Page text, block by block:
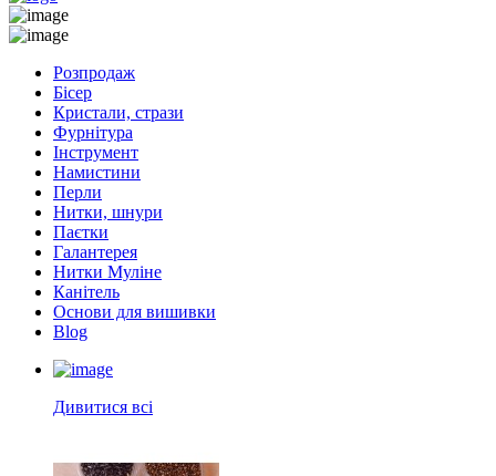
Розпродаж
Бісер
Кристали, стрази
Фурнітура
Інструмент
Намистини
Перли
Нитки, шнури
Паєтки
Галантерея
Нитки Муліне
Канітель
Основи для вишивки
Blog
Дивитися всі